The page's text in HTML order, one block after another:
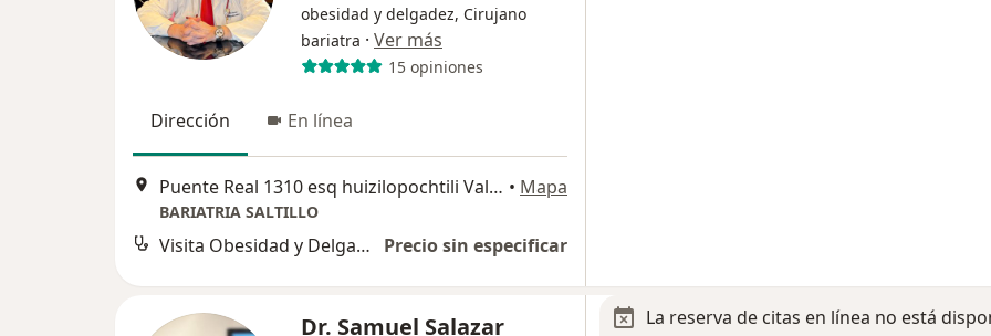
obesidad y delgadez, Cirujano
bariatra · Ver más
15 opiniones
Dirección En línea
Puente Real 1310 esq huizilopochtili Valle Real, Saltillo • Mapa
BARIATRIA SALTILLO
Visita Obesidad y Delgadez Precio sin especificar
Dr. Samuel Salazar La reserva de citas en línea no está